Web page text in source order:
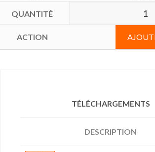
TÉLÉCHARGEMENTS
DESCRIPTION